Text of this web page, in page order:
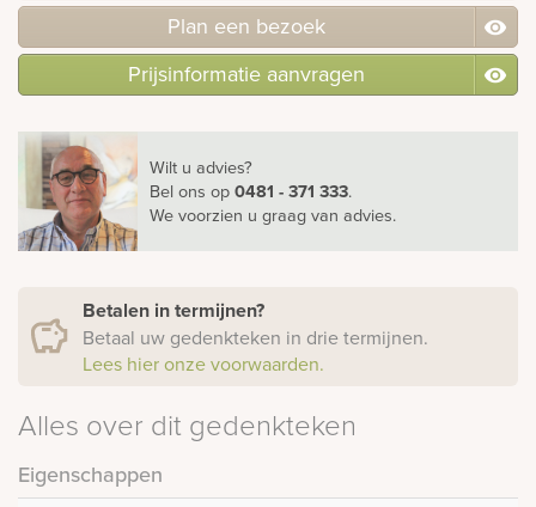
Plan een bezoek
Prijsinformatie aanvragen
Wilt u advies?
Bel ons op0481 - 371 333.
We voorzien u graag van advies.
Betalen in termijnen?
Betaal uw gedenkteken in drie termijnen.
Lees hier onze voorwaarden.
Alles over dit gedenkteken
Eigenschappen